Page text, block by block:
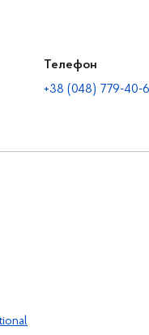
Телефон
+38 (048) 779-40-